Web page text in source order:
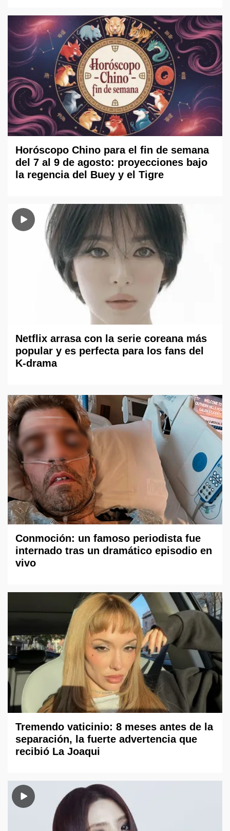
Horóscopo Chino para el fin de semana
del 7 al 9 de agosto: proyecciones bajo
la regencia del Buey y el Tigre
Netflix arrasa con la serie coreana más
popular y es perfecta para los fans del
K-drama
Conmoción: un famoso periodista fue
internado tras un dramático episodio en
vivo
Tremendo vaticinio: 8 meses antes de la
separación, la fuerte advertencia que
recibió La Joaqui